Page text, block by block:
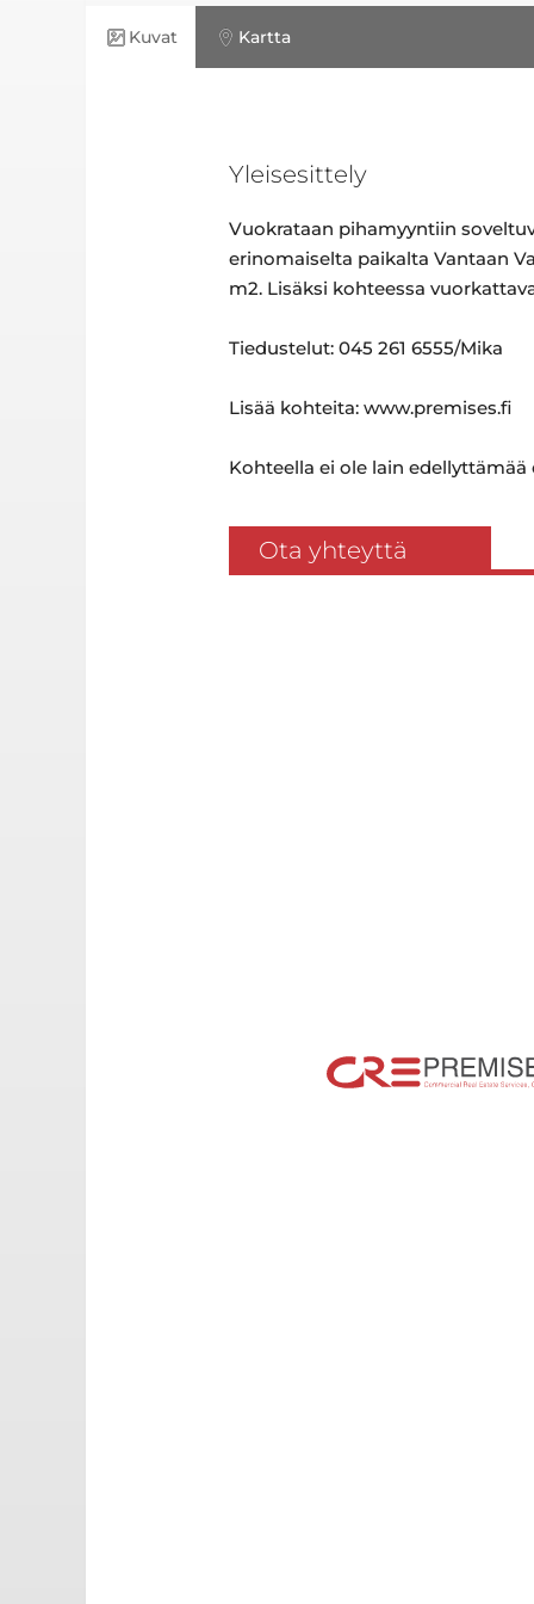
Kuvat Kartta
Yleisesittely
Vuokrataan pihamyyntiin
erinomaiselta paikalta Vantaan
m2. Lisäksi kohteessa
Tiedustelut: 045 261 6555/Mika
Lisää kohteita: www.premises.fi
Kohteella ei ole lain
Ota yhteyttä